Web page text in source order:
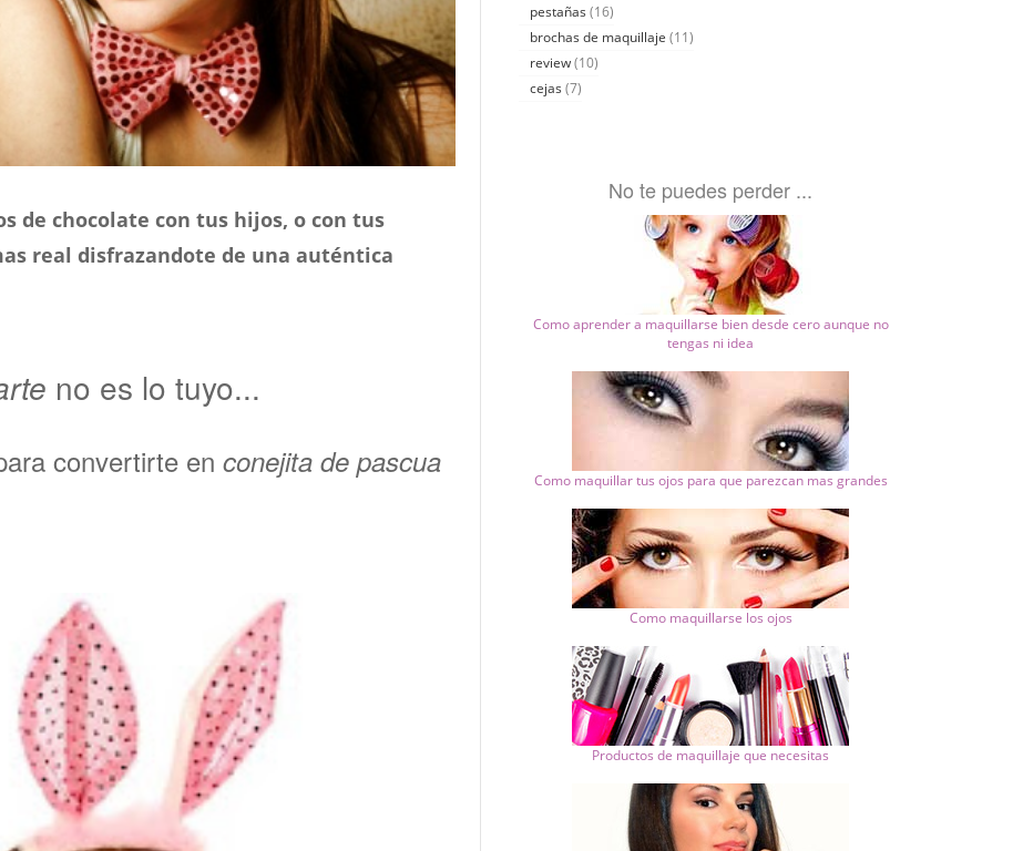
de chocolate con tus hijos, o con tus
real disfrazandote de una auténtica
no es lo tuyo...
convertirte en conejita de pascua
pestañas (16)
brochas de maquillaje (11)
review(10)
cejas (7)
No te puedes perder ...
Como aprender a maquillarse bien desde cero aunque no
tengas ni idea
Como maquillar tus ojos para que parezcan mas grandes
Como maquillarse los ojos
Productos de maquillaje que necesitas